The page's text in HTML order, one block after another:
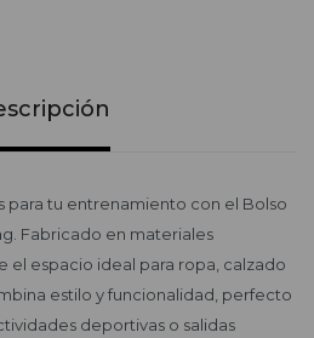
para tu entrenamiento con el Bolso
Fabricado en materiales
el espacio ideal para ropa, calzado
estilo y funcionalidad, perfecto
deportivas o salidas